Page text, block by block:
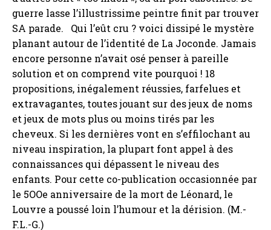
guerre lasse l’illustrissime peintre finit par trouver
SA parade. Qui l’eût cru ? voici dissipé le mystère
planant autour de l’identité de La Joconde. Jamais
encore personne n’avait osé penser à pareille
solution et on comprend vite pourquoi ! 18
propositions, inégalement réussies, farfelues et
extravagantes, toutes jouant sur des jeux de noms
et jeux de mots plus ou moins tirés par les
cheveux. Si les dernières vont en s’effilochant au
niveau inspiration, la plupart font appel à des
connaissances qui dépassent le niveau des
enfants. Pour cette co-publication occasionnée par
le 5OOe anniversaire de la mort de Léonard, le
Louvre a poussé loin l’humour et la dérision. (M.-
F.L.-G.)